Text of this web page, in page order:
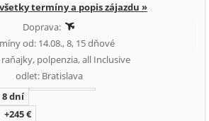
termíny a popis zájazdu »
Doprava:
od: 14.08., 8, 15 dňové
polpenzia, all Inclusive
odlet: Bratislava
8 dní
+245 €